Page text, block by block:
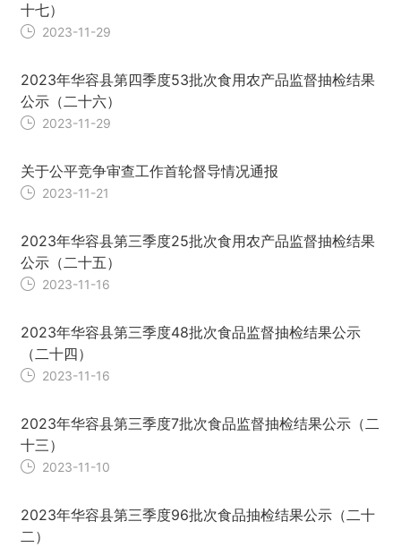
十七）
2023-11-29
2023年华容县第四季度53批次食用农产品监督抽检结果
公示（二十六）
2023-11-29
关于公平竞争审查工作首轮督导情况通报
2023-11-21
2023年华容县第三季度25批次食用农产品监督抽检结果
公示（二十五）
2023-11-16
2023年华容县第三季度48批次食品监督抽检结果公示
（二十四）
2023-11-16
2023年华容县第三季度7批次食品监督抽检结果公示（二
十三）
2023-11-10
2023年华容县第三季度96批次食品抽检结果公示（二十
二）